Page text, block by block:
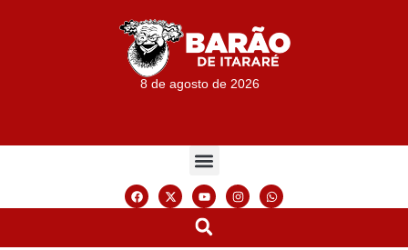
8 de agosto de 2026